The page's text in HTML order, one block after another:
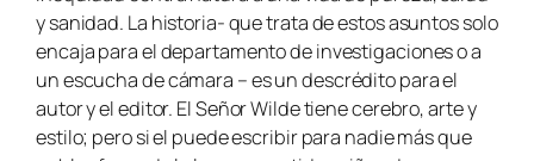
y sanidad. La historia- que trata de estos asuntos solo
encaja para el departamento de investigaciones o a
un escucha de cámara – es un descrédito para el
autor y el editor. El Señor Wilde tiene cerebro, arte y
estilo; pero si el puede escribir para nadie más que